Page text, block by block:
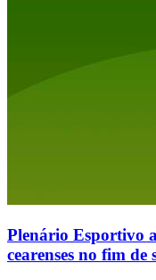
Plenário Esportivo
cearenses no fim de